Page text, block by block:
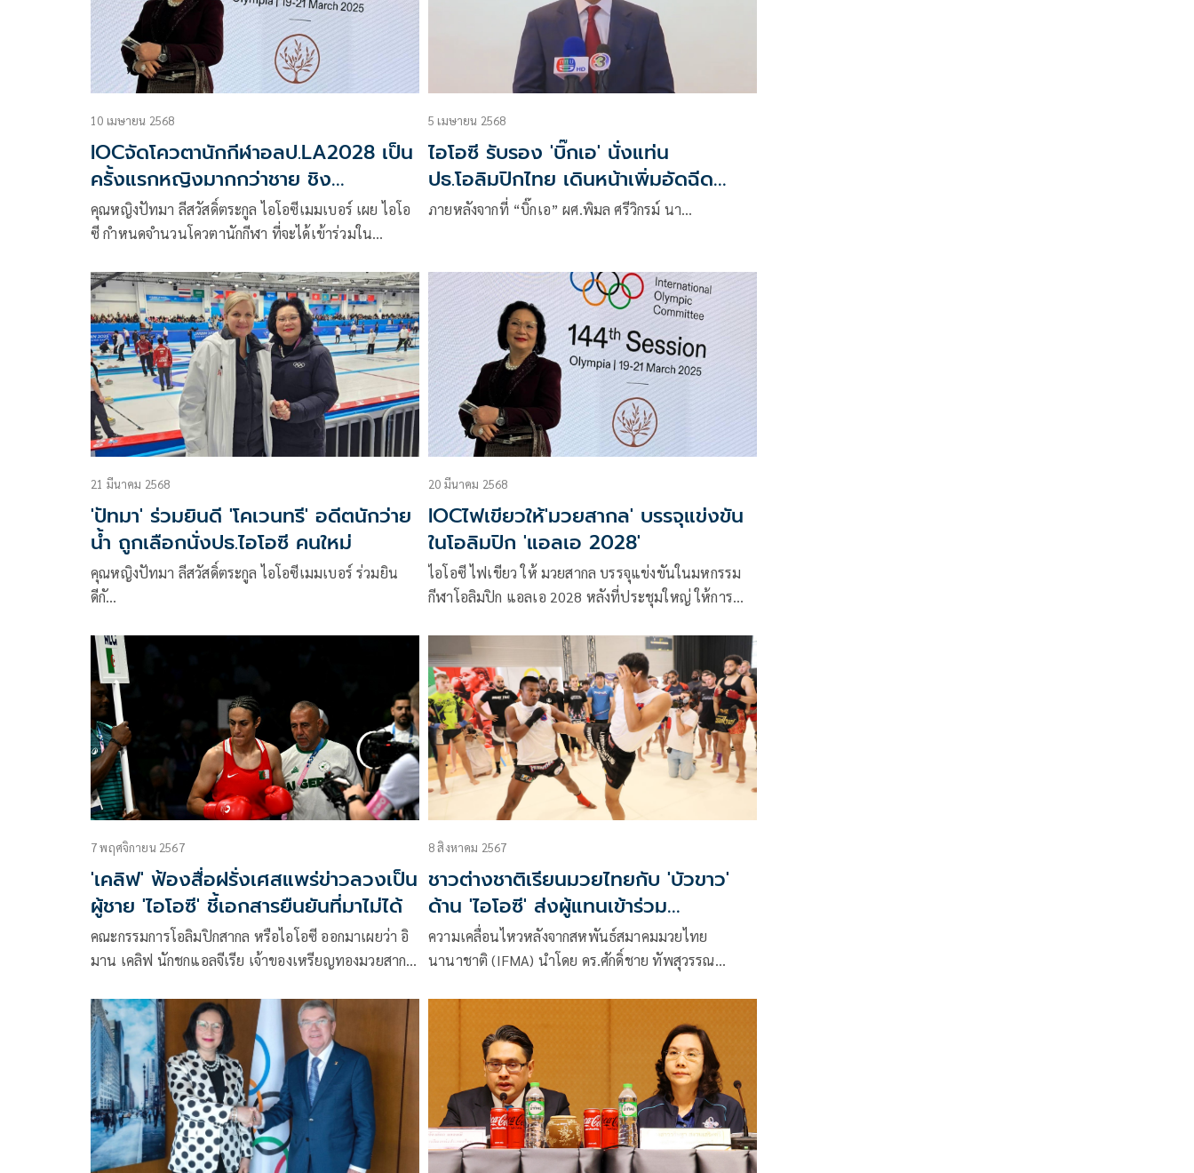
ปลอดภัยให้ชุมชนทั่วภูมิภาค
กระบวนการโอลิมปิก อย่างไม่เปลี่ยนแปลง
10 เมษายน 2568
IOCจัดโควตานักกีฬาอลป.LA2028 เป็น
ครั้งแรกหญิงมากกว่าชาย ชิง
รวม351เหรียญทอง
คุณหญิงปัทมา ลีสวัสดิ์ตระกูล ไอโอซีเมมเบอร์ เผย ไอโอ
ซี กำหนดจำนวนโควตานักกีฬา ที่จะได้เข้าร่วมใน
ยังอยู่ที่ 10,500 คน เหมือนเดิม แต่นักกีฬาหญิง จะ
มากกว่าชาย เป็นครั้งแรก แยกเป็นหญิง 5,333 คน และ
ชาย 5,167 คน ซึ่งปัจจัยสำคัญเป็นเพราะมีการเพิ่ม
จำนวนกีฬาประเภททีมหญิงเข้าไป ส่วนการชิงชัยเหรียญ
ทอง จะเพิ่มขึ้นเป็น 351 เหรียญทอง เป็นชาย 165
เหรียญทอง หญิง 161 เหรียญทอง และผสม 25 เหรียญ
ทอง
5 เมษายน 2568
ไอโอซี รับรอง 'บิ๊กเอ' นั่งแท่น
ปธ.โอลิมปิกไทย เดินหน้าเพิ่มอัดฉีด
นักกีฬาซีเกมส์ทันที
ภายหลังจากที่ “บิ๊กเอ” ผศ.พิมล ศรีวิกรม์ นา…
21 มีนาคม 2568
'ปัทมา' ร่วมยินดี 'โคเวนทรี' อดีตนักว่าย
น้ำ ถูกเลือกนั่งปธ.ไอโอซี คนใหม่
คุณหญิงปัทมา ลีสวัสดิ์ตระกูล ไอโอซีเมมเบอร์ ร่วมยิน
ดีกั…
20 มีนาคม 2568
IOCไฟเขียวให้'มวยสากล' บรรจุแข่งขัน
ในโอลิมปิก 'แอลเอ 2028'
ไอโอซี ไฟเขียว ให้ มวยสากล บรรจุแข่งขันในมหกรรม
กีฬาโอลิมปิก แอลเอ 2028 หลังที่ประชุมใหญ่ ให้การ
7 พฤศจิกายน 2567
'เคลิฟ' ฟ้องสื่อฝรั่งเศสแพร่ข่าวลวงเป็น
ผู้ชาย 'ไอโอซี' ชี้เอกสารยืนยันที่มาไม่ได้
คณะกรรมการโอลิมปิกสากล หรือไอโอซี ออกมาเผยว่า อิ
มาน เคลิฟ นักชกแอลจีเรีย เจ้าของเหรียญทองมวยสากล
กำลังดำเนินการทางกฎหมายกับสื่อฝรั่งเศสที่รายงานเกี่ยว
กับข้อมูลทางการแพทย์ที่ระบุว่าเธอมีผลตรวจทางเพศ
เป็นชายไม่ใช่ผู้หญิง
8 สิงหาคม 2567
ชาวต่างชาติเรียนมวยไทยกับ 'บัวขาว'
ด้าน 'ไอโอซี' ส่งผู้แทนเข้าร่วม
สังเกตการณ์
ความเคลื่อนไหวหลังจากสหพันธ์สมาคมมวยไทย
นานาชาติ (IFMA) นำโดย ดร.ศักดิ์ชาย ทัพสุวรรณ